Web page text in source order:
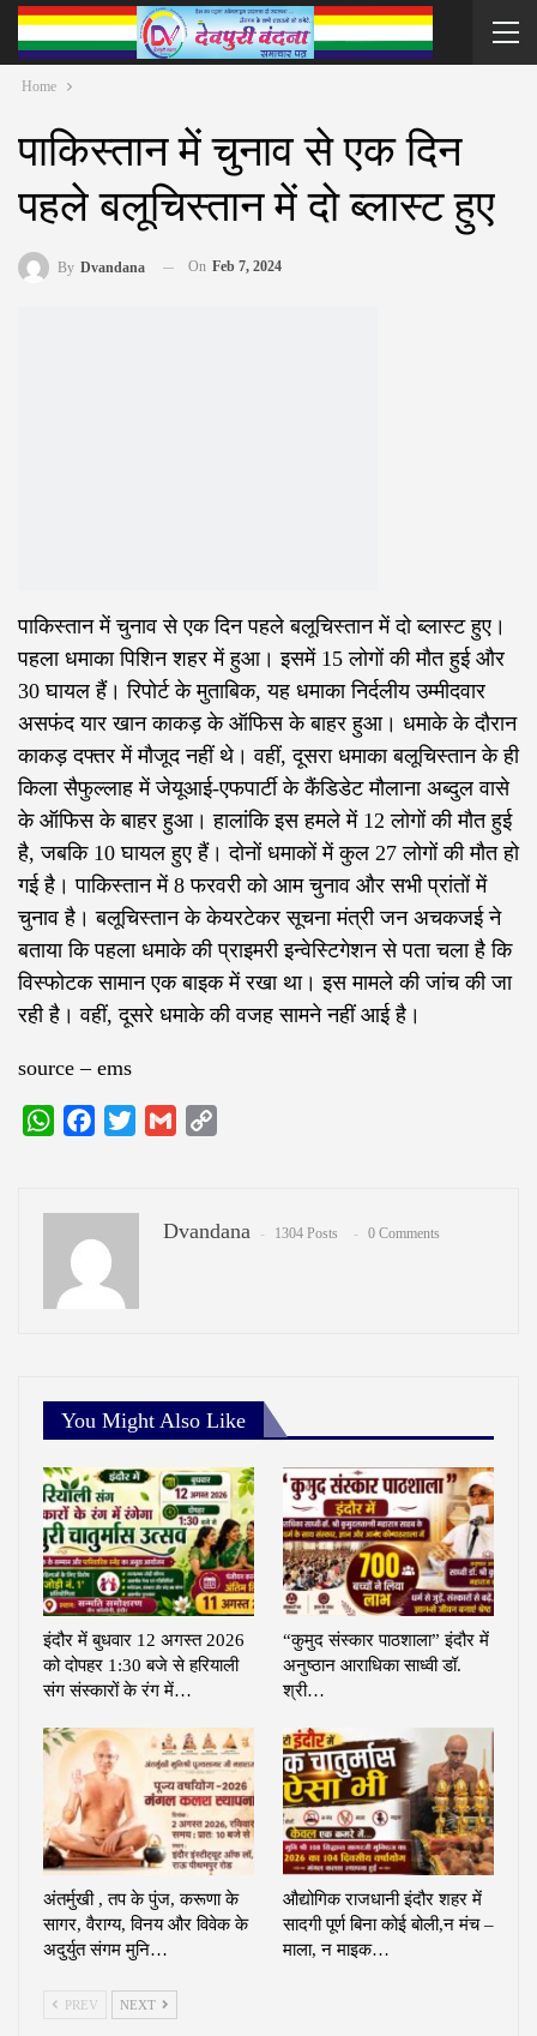
Home
पाकिस्तान में चुनाव से एक दिन
पहले बलूचिस्तान में दो ब्लास्ट हुए
By Dvandana On Feb 7, 2024
पाकिस्तान में चुनाव से एक दिन पहले बलूचिस्तान में दो ब्लास्ट हुए।
पहला धमाका पिशिन शहर में हुआ। इसमें 15 लोगों की मौत हुई और
30 घायल हैं। रिपोर्ट के मुताबिक, यह धमाका निर्दलीय उम्मीदवार
असफंद यार खान काकड़ के ऑफिस के बाहर हुआ। धमाके के दौरान
काकड़ दफ्तर में मौजूद नहीं थे। वहीं, दूसरा धमाका बलूचिस्तान के ही
किला सैफुल्लाह में जेयूआई-एफपार्टी के कैंडिडेट मौलाना अब्दुल वासे
के ऑफिस के बाहर हुआ। हालांकि इस हमले में 12 लोगों की मौत हुई
है, जबकि 10 घायल हुए हैं। दोनों धमाकों में कुल 27 लोगों की मौत हो
गई है। पाकिस्तान में 8 फरवरी को आम चुनाव और सभी प्रांतों में
चुनाव है। बलूचिस्तान के केयरटेकर सूचना मंत्री जन अचकजई ने
बताया कि पहला धमाके की प्राइमरी इन्वेस्टिगेशन से पता चला है कि
विस्फोटक सामान एक बाइक में रखा था। इस मामले की जांच की जा
रही है। वहीं, दूसरे धमाके की वजह सामने नहीं आई है।
source – ems
WhatsAppFacebook
Twitter Gmail
Dvandana 1304 Posts 0 Comments
You Might Also Like
इंदौर में बुधवार 12 अगस्त 2026
को दोपहर 1:30 बजे से हरियाली
संग संस्कारों के रंग में…
“कुमुद संस्कार पाठशाला” इंदौर में
अनुष्ठान आराधिका साध्वी डॉ.
श्री…
अंतर्मुखी , तप के पुंज, करूणा के
सागर, वैराग्य, विनय और विवेक के
अदुर्युत संगम मुनि…
औद्योगिक राजधानी इंदौर शहर में
सादगी पूर्ण बिना कोई बोली,न मंच –
माला, न माइक…
PREV NEXT